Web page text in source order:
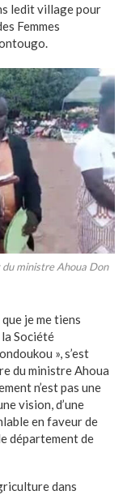
ledit village pour
Femmes
ministre Ahoua Don
je me tiens
Société
», s’est
du ministre Ahoua
n’est pas une
vision, d’une
en faveur de
département de
dans